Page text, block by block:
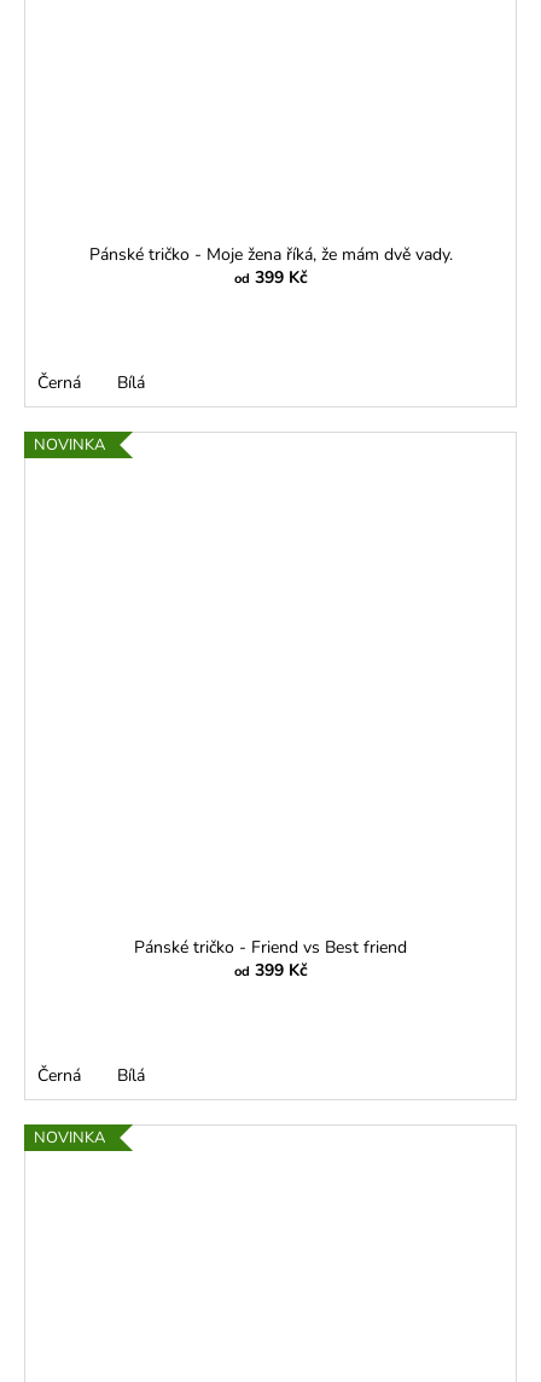
Pánské tričko - Moje žena říká, že mám dvě vady.
od 399 Kč
Černá Bílá
NOVINKA
Pánské tričko - Friend vs Best friend
od 399 Kč
Černá Bílá
NOVINKA